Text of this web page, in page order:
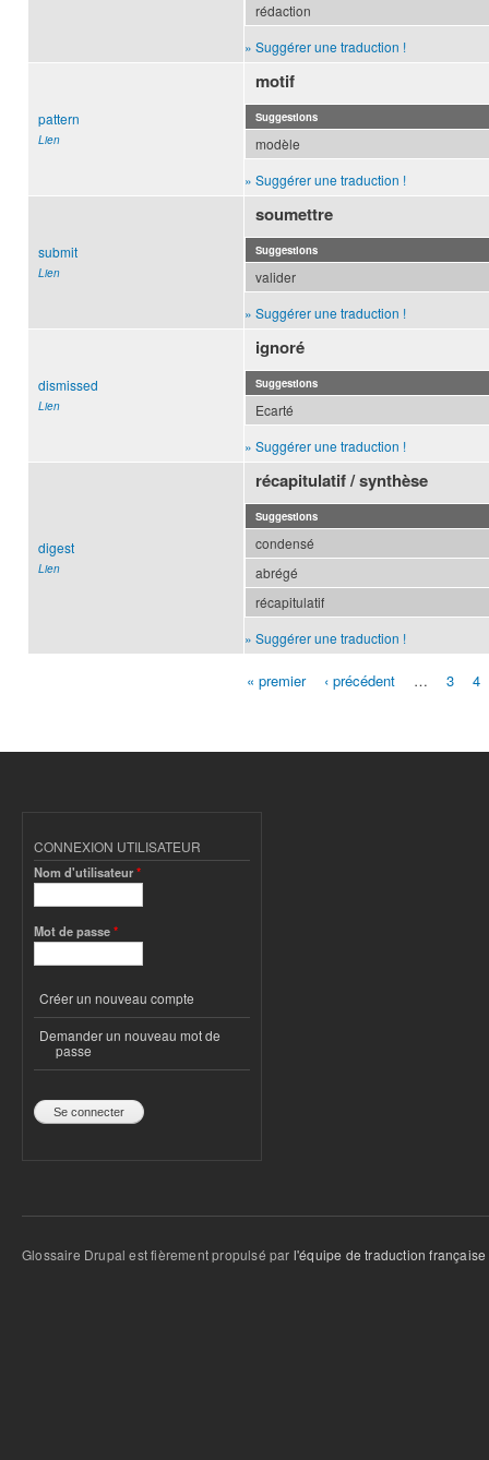
rédaction
» Suggérer une traduction !
pattern
Lien
motif
Suggestions
modèle
» Suggérer une traduction !
submit
Lien
soumettre
Suggestions
valider
» Suggérer une traduction !
dismissed
Lien
ignoré
Suggestions
Ecarté
» Suggérer une traduction !
digest
Lien
récapitulatif / synthèse
Suggestions
condensé
abrégé
récapitulatif
» Suggérer une traduction !
« premier ‹ précédent … 3 4
CONNEXION UTILISATEUR
Nom d'utilisateur*
Mot de passe*
Créer un nouveau compte
Demander un nouveau mot de
passe
Glossaire Drupal est fièrement propulsé par l'équipe de traduction française